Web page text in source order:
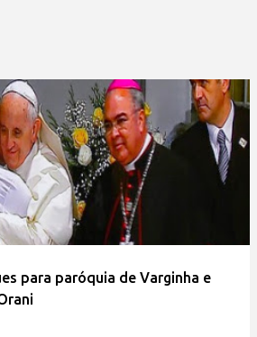
para paróquia de Varginha e